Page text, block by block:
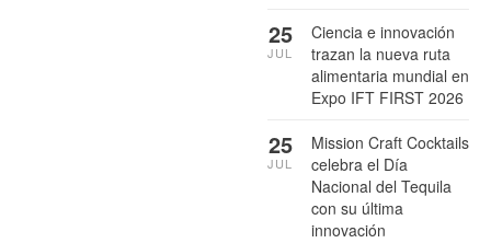
Ciencia e innovación
trazan la nueva ruta
alimentaria mundial en
Expo IFT FIRST 2026
25
JUL
Mission Craft Cocktails
celebra el Día
Nacional del Tequila
con su última
innovación
25
JUL